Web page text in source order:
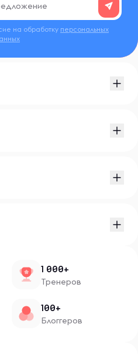
на обработку персональных
1 000+
Тренеров
100+
Блоггеров